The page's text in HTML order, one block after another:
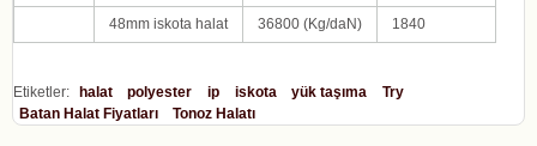
48mm iskota halat 36800 (Kg/daN) 1840
Etiketler: halat polyester ip iskota yük taşıma
Try
Batan Halat Fiyatları
Tonoz Halatı